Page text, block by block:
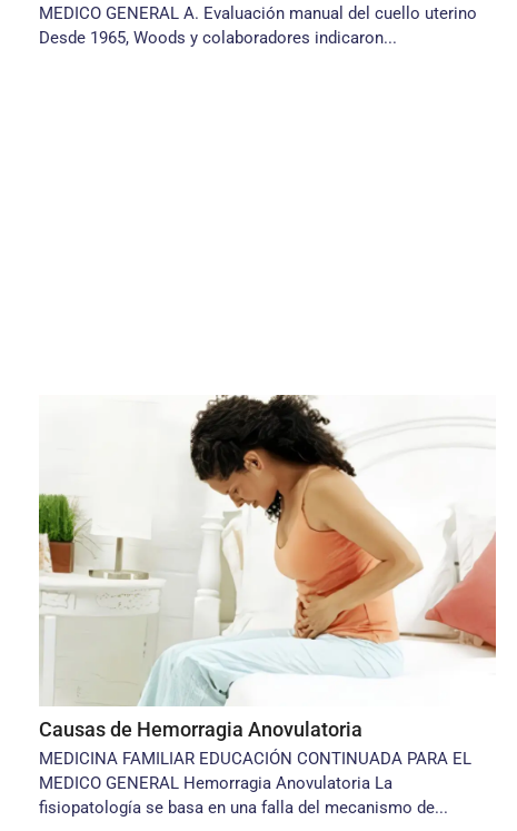
MEDICO GENERAL A. Evaluación manual del cuello uterino
Desde 1965, Woods y colaboradores indicaron...
Causas de Hemorragia Anovulatoria
MEDICINA FAMILIAR EDUCACIÓN CONTINUADA PARA EL
MEDICO GENERAL Hemorragia Anovulatoria La
fisiopatología se basa en una falla del mecanismo de...